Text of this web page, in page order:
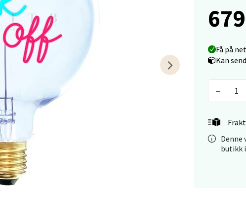
Få på
Kan
Denne
butikk
Stavanger og Sandnes - Kilden Senter
Gartnerveien 16, 4016 Stavanger
Åpent i dag 10-18
Stavanger og Sandnes - Kvadrat
Gamle Stokkavei 1, 4313 Sandnes
Åpent i dag 10-18
0 i butikk